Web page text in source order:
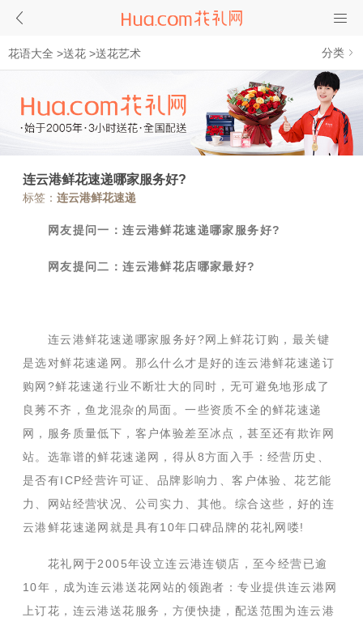
花语大全 >送花 >送花艺术 分类
连云港鲜花速递哪家服务好?
标签： 连云港鲜花速递
网友提问一：连云港鲜花速递哪家服务好?
网友提问二：连云港鲜花店哪家最好?
连云港鲜花速递哪家服务好?网上鲜花订购，最关键
是选对鲜花速递网。那么什么才是好的连云港鲜花速递订
购网?鲜花速递行业不断壮大的同时，无可避免地形成了
良莠不齐，鱼龙混杂的局面。一些资质不全的鲜花速递
网，服务质量低下，客户体验差至冰点，甚至还有欺诈网
站。选靠谱的鲜花速递网，得从8方面入手：经营历史、
是否有ICP经营许可证、品牌影响力、客户体验、花艺能
力、网站经营状况、公司实力、其他。综合这些，好的连
云港鲜花速递网就是具有10年口碑品牌的花礼网喽!
花礼网于2005年设立连云港连锁店，至今经营已逾
10年，成为连云港送花网站的领跑者：专业提供连云港网
上订花，连云港送花服务，方便快捷，配送范围为连云港